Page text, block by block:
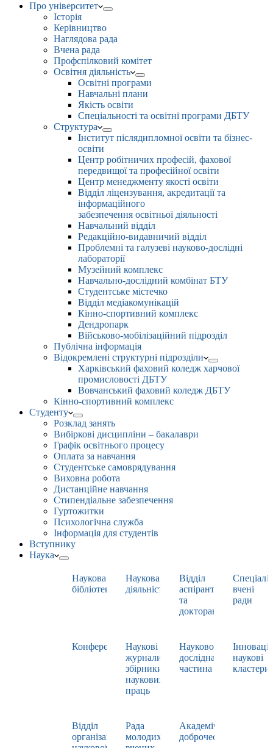
Про університет
Історія
Керівництво
Наглядова рада
Вчена рада
Профспілковий комітет
Освітня діяльність
Освітні програми
Навчальні плани
Якість освіти
Спеціальності та освітні програми ДБТУ
Структура
Інститут післядипломної освіти та бізнес-
освіти
Центр робітничих професій, фахової
передвищої та професійної освіти
Центр менеджменту якості освіти
Відділ ліцензування, акредитації та
інформаційного
забезпечення освітньої діяльності
Навчальний відділ
Редакційно-видавничий відділ
Проблемні та галузеві науково-дослідні
лабораторії
Музейний комплекс
Навчально-дослідний комбінат БТУ
Студентське містечко
Відділ медіакомунікацій
Кінно-спортивний комплекс
Дендропарк
Військово-мобілізаційний підрозділ
Публічна інформація
Відокремлені структурні підрозділи
Харківський фаховий коледж харчової
промисловості ДБТУ
Вовчанський фаховий коледж ДБТУ
Кінно-спортивний комплекс
Студенту
Розклад занять
Вибіркові дисципліни – бакалаври
Графік освітнього процесу
Оплата за навчання
Студентське самоврядування
Виховна робота
Дистанційне навчання
Стипендіальне забезпечення
Гуртожитки
Психологічна служба
Інформація для студентів
Вступнику
Наука
Наукова
бібліотека
Наукова
діяльність
Відділ
аспірантури
та
докторантури
вчені
ради
Конференції
Наукові
журнали,
збірники
наукових
праць
Науково-
дослідна
частина
наукові
кластери
Відділ
організації
Рада
молодих
Академічна
доброчесність